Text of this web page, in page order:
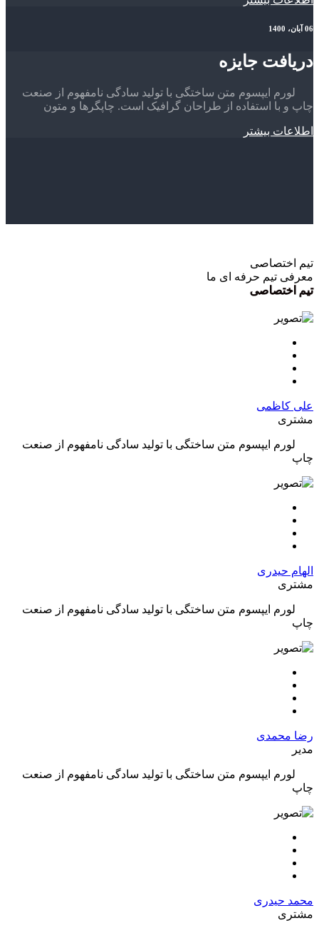
06 آبان، 1400
دریافت جایزه
لورم ایپسوم متن ساختگی با تولید سادگی نامفهوم از صنعت
چاپ و با استفاده از طراحان گرافیک است. چاپگرها و متون
اطلاعات بیشتر
تیم اختصاصی
معرفی تیم حرفه ای ما
تیم اختصاصی
علی کاظمی
مشتری
لورم ایپسوم متن ساختگی با تولید سادگی نامفهوم از صنعت
چاپ
الهام حیدری
مشتری
لورم ایپسوم متن ساختگی با تولید سادگی نامفهوم از صنعت
چاپ
رضا محمدی
مدیر
لورم ایپسوم متن ساختگی با تولید سادگی نامفهوم از صنعت
چاپ
محمد حیدری
مشتری